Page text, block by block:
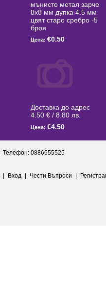
мънисто метал зарче
8x8 мм дупка 4.5 мм
цвят старо сребро -5
броя
Цена: €0.50
Доставка до адрес
4.50 € / 8.80 лв.
Цена: €4.50
Телефон: 0886655525
| Вход | Чести Въпроси |